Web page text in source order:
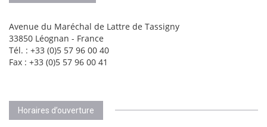
Avenue du Maréchal de Lattre de Tassigny
33850 Léognan - France
Tél. : +33 (0)5 57 96 00 40
Fax : +33 (0)5 57 96 00 41
Horaires d’ouverture